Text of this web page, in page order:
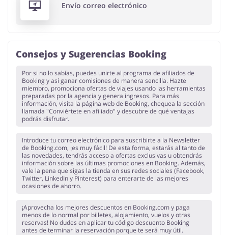
Envío correo electrónico
Consejos y Sugerencias Booking
Por si no lo sabías, puedes unirte al programa de afiliados de
Booking y así ganar comisiones de manera sencilla. Hazte
miembro, promociona ofertas de viajes usando las herramientas
preparadas por la agencia y genera ingresos. Para más
información, visita la página web de Booking, chequea la sección
llamada "Conviértete en afiliado" y descubre de qué ventajas
podrás disfrutar.
Introduce tu correo electrónico para suscribirte a la Newsletter
de Booking.com, ¡es muy fácil! De esta forma, estarás al tanto de
las novedades, tendrás acceso a ofertas exclusivas u obtendrás
información sobre las últimas promociones en Booking. Además,
vale la pena que sigas la tienda en sus redes sociales (Facebook,
Twitter, LinkedIn y Pinterest) para enterarte de las mejores
ocasiones de ahorro.
¡Aprovecha los mejores descuentos en Booking.com y paga
menos de lo normal por billetes, alojamiento, vuelos y otras
reservas! No dudes en aplicar tu código descuento Booking
antes de terminar la reservación porque te será muy útil.